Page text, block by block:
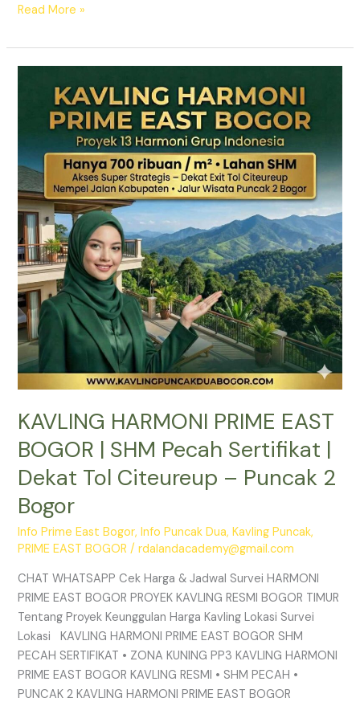
Read More »
KAVLING HARMONI PRIME EAST
BOGOR | SHM Pecah Sertifikat |
Dekat Tol Citeureup – Puncak 2
Bogor
Info Prime East Bogor,Info Puncak Dua,Kavling Puncak,
PRIME EAST BOGOR /rdalandacademy@gmail.com
CHAT WHATSAPP Cek Harga & Jadwal Survei HARMONI
PRIME EAST BOGOR PROYEK KAVLING RESMI BOGOR TIMUR
Tentang Proyek Keunggulan Harga Kavling Lokasi Survei
Lokasi KAVLING HARMONI PRIME EAST BOGOR SHM
PECAH SERTIFIKAT • ZONA KUNING PP3 KAVLING HARMONI
PRIME EAST BOGOR KAVLING RESMI • SHM PECAH •
PUNCAK 2 KAVLING HARMONI PRIME EAST BOGOR
HARMONI
BOGOR
|
SHM
Pecah
Sertifikat
|
Dekat
Tol
Citeureup
–
Puncak
2